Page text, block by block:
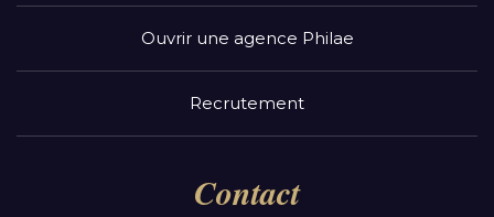
Ouvrir une agence Philae
Recrutement
Contact